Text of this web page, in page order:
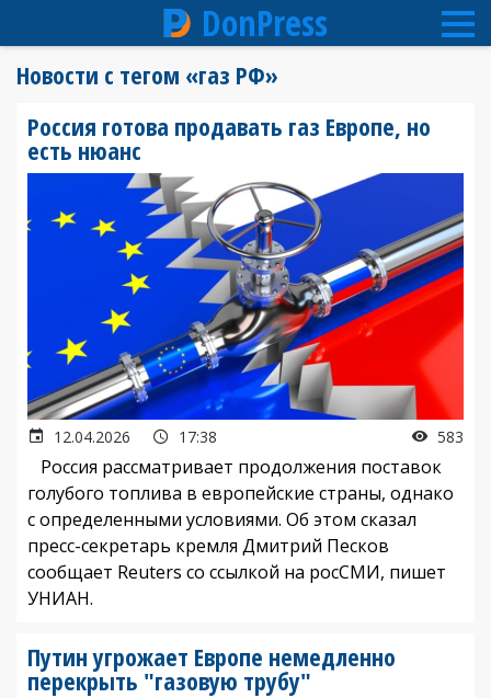
содержанию
DonPress
Новости с тегом «газ РФ»
Россия готова продавать газ Европе, но
есть нюанс
12.04.2026 17:38 583
Россия рассматривает продолжения поставок
голубого топлива в европейские страны, однако
с определенными условиями. Об этом сказал
пресс-секретарь кремля Дмитрий Песков
сообщает Reuters со ссылкой на росСМИ, пишет
УНИАН.
Путин угрожает Европе немедленно
перекрыть "газовую трубу"